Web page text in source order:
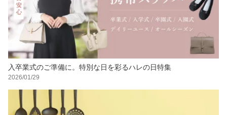
入卒業式のご準備に。特別な日を彩るハレの日特集
2026/01/29